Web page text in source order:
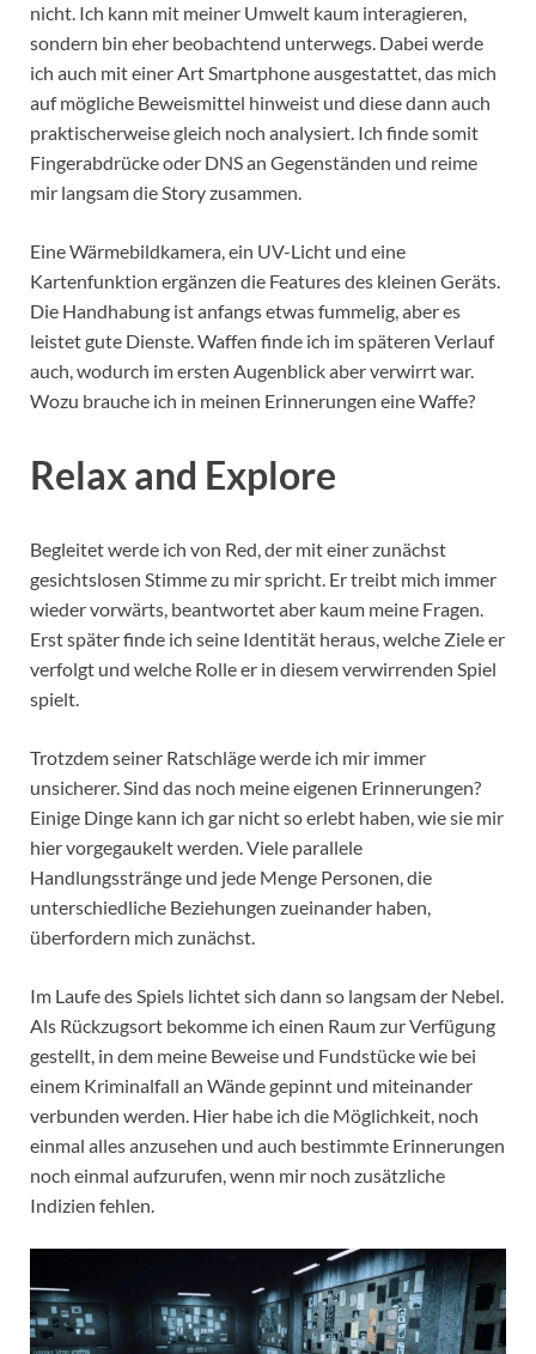
nicht. Ich kann mit meiner Umwelt kaum interagieren,
sondern bin eher beobachtend unterwegs. Dabei werde
ich auch mit einer Art Smartphone ausgestattet, das mich
auf mögliche Beweismittel hinweist und diese dann auch
praktischerweise gleich noch analysiert. Ich finde somit
Fingerabdrücke oder DNS an Gegenständen und reime
mir langsam die Story zusammen.
Eine Wärmebildkamera, ein UV-Licht und eine
Kartenfunktion ergänzen die Features des kleinen Geräts.
Die Handhabung ist anfangs etwas fummelig, aber es
leistet gute Dienste. Waffen finde ich im späteren Verlauf
auch, wodurch im ersten Augenblick aber verwirrt war.
Wozu brauche ich in meinen Erinnerungen eine Waffe?
Relax and Explore
Begleitet werde ich von Red, der mit einer zunächst
gesichtslosen Stimme zu mir spricht. Er treibt mich immer
wieder vorwärts, beantwortet aber kaum meine Fragen.
Erst später finde ich seine Identität heraus, welche Ziele er
verfolgt und welche Rolle er in diesem verwirrenden Spiel
spielt.
Trotzdem seiner Ratschläge werde ich mir immer
unsicherer. Sind das noch meine eigenen Erinnerungen?
Einige Dinge kann ich gar nicht so erlebt haben, wie sie mir
hier vorgegaukelt werden. Viele parallele
Handlungsstränge und jede Menge Personen, die
unterschiedliche Beziehungen zueinander haben,
überfordern mich zunächst.
Im Laufe des Spiels lichtet sich dann so langsam der Nebel.
Als Rückzugsort bekomme ich einen Raum zur Verfügung
gestellt, in dem meine Beweise und Fundstücke wie bei
einem Kriminalfall an Wände gepinnt und miteinander
verbunden werden. Hier habe ich die Möglichkeit, noch
einmal alles anzusehen und auch bestimmte Erinnerungen
noch einmal aufzurufen, wenn mir noch zusätzliche
Indizien fehlen.